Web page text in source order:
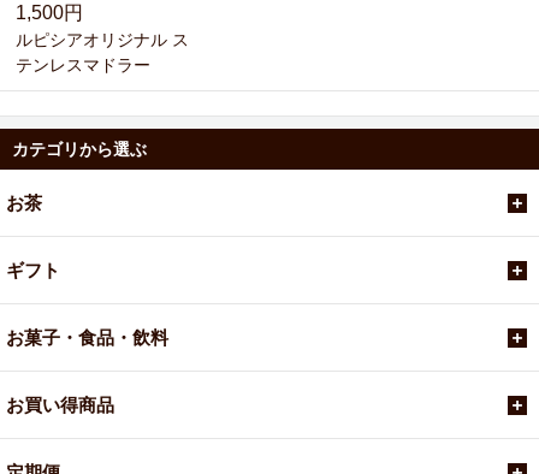
1,500円
ルピシアオリジナル ス
テンレスマドラー
カテゴリから選ぶ
お茶
ギフト
お菓子・食品・飲料
お買い得商品